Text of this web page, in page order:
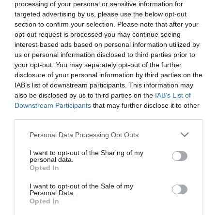
processing of your personal or sensitive information for
targeted advertising by us, please use the below opt-out
section to confirm your selection. Please note that after your
opt-out request is processed you may continue seeing
interest-based ads based on personal information utilized by
us or personal information disclosed to third parties prior to
your opt-out. You may separately opt-out of the further
disclosure of your personal information by third parties on the
IAB’s list of downstream participants. This information may
also be disclosed by us to third parties on the IAB’s List of
Downstream Participants that may further disclose it to other
Personal Data Processing Opt Outs
I want to opt-out of the Sharing of my
personal data.
Opted In
I want to opt-out of the Sale of my
Personal Data.
Opted In
Δείτε όλα τατελευταία νέαγια την Τέχνη και τον
Πολιτισμό στοCulturenow.gr
Νέοι Διαγωνισμοί❯
Tags
ΕΚΔΟΣΕΙΣ ΕΣΤΙΑ
Κάθε βδομάδα στο e-mail σας τα τελευταία νέα για
την Τέχνη και τον Πολιτισμό!